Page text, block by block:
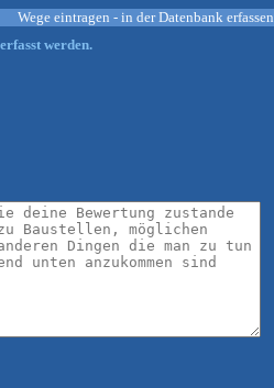
Wege eintragen - in der Datenbank erfassen
werden.